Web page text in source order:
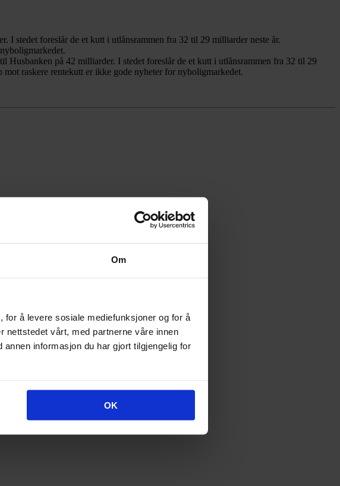
Om
for å levere sosiale mediefunksjoner og for å
nettstedet vårt, med partnerne våre innen
informasjon du har gjort tilgjengelig for
OK
stedet foreslår de et kutt i utlånsrammen fra 32 til 29 milliarder neste år.
på 42 milliarder. I stedet foreslår de et kutt i utlånsrammen fra 32 til 29
raskere rentekutt er ikke gode nyheter for nyboligmarkedet.